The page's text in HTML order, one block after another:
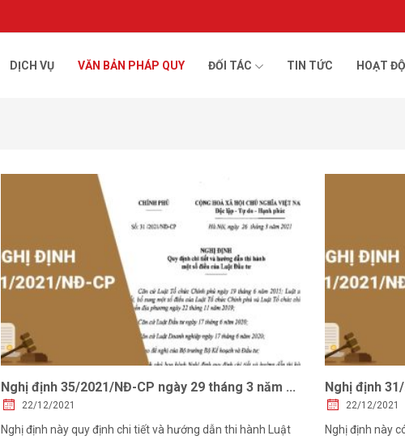
DỊCH VỤ VĂN BẢN PHÁP QUY ĐỐI TÁC TIN TỨC HOẠT
Nghị định 35/2021/NĐ-CP ngày 29 tháng 3 năm ...
22/12/2021
Nghị định này quy định chi tiết và hướng dẫn thi hành Luật
Nghị định
22/12/2021
Nghị định này